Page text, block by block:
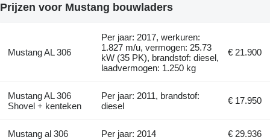
Prijzen voor Mustang bouwladers
Mustang AL 306
Per jaar: 2017, werkuren:
1.827 m/u, vermogen: 25.73
kW (35 PK), brandstof: diesel,
laadvermogen: 1.250 kg
€ 21.900
Mustang AL 306
Shovel + kenteken
Per jaar: 2011, brandstof:
diesel
€ 17.950
Mustang al 306 Per jaar: 2014 € 29.936